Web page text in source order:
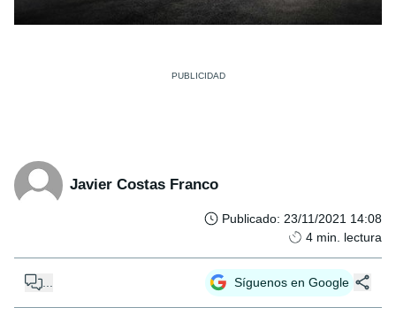
Javier Costas Franco
Publicado: 23/11/2021 14:08
4 min. lectura
Síguenos en Google